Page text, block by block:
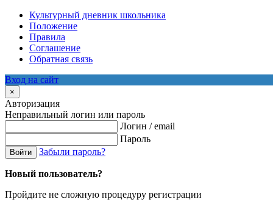
Культурный дневник школьника
Положение
Правила
Соглашение
Обратная связь
Вход на сайт
×
Авторизация
Неправильный логин или пароль
Логин / email
Пароль
Войти Забыли пароль?
Новый пользователь?
Пройдите не сложную процедуру регистрации